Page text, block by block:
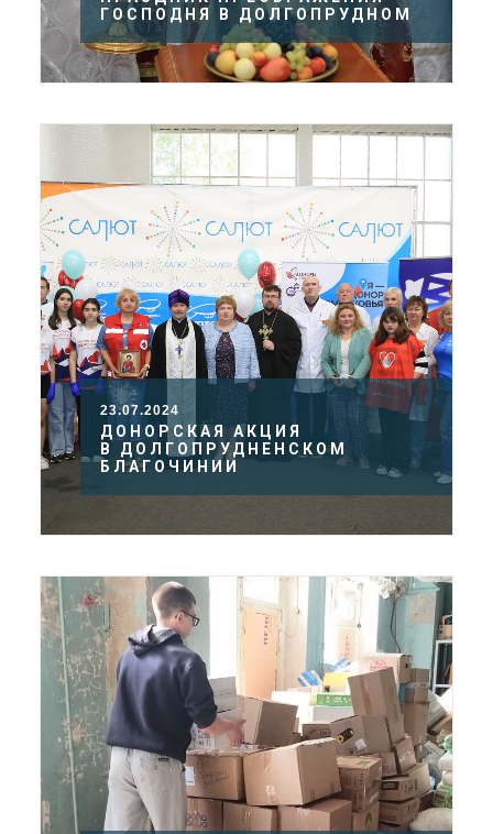
ГОСПОДНЯ В ДОЛГОПРУДНОМ
23.07.2024
ДОНОРСКАЯ АКЦИЯ
В ДОЛГОПРУДНЕНСКОМ
БЛАГОЧИНИИ